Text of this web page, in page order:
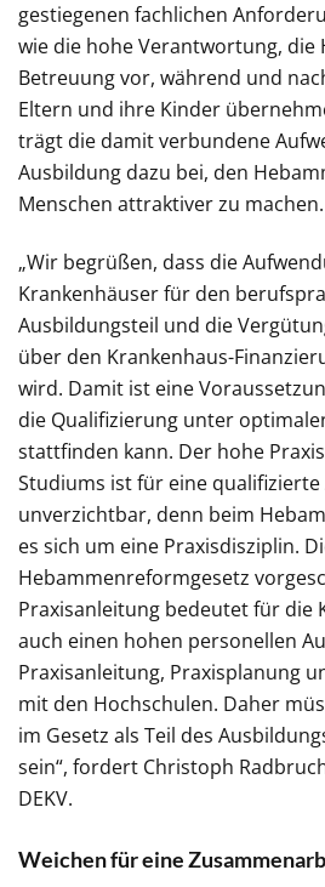
gestiegenen fachlichen
wie die hohe Verantwortung, die
Betreuung vor, während und
Eltern und ihre Kinder
trägt die damit verbundene
Ausbildung dazu bei, den
Menschen attraktiver zu machen.
„Wir begrüßen, dass die
Krankenhäuser für den
Ausbildungsteil und die
über den Krankenhaus-
wird. Damit ist eine
die Qualifizierung unter
stattfinden kann. Der hohe
Studiums ist für eine
unverzichtbar, denn beim
es sich um eine Praxisdisziplin.
Hebammenreformgesetz
Praxisanleitung bedeutet für die
auch einen hohen personellen
Praxisanleitung, Praxisplanung
mit den Hochschulen. Daher
im Gesetz als Teil des
sein“, fordert Christoph
DEKV.
Weichen für eine